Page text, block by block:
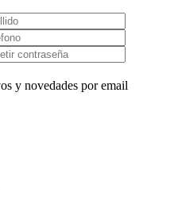
y novedades por email